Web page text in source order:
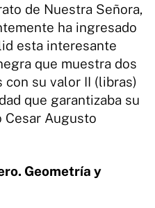
de Nuestra Señora,
ha ingresado
esta interesante
que muestra dos
su valor II (libras)
que garantizaba su
Cesar Augusto
Geometría y